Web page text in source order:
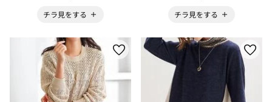
チラ見をする
チラ見をする